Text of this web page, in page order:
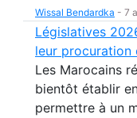
Wissal Bendardka - 7
Législatives
leur procuration
Les Marocains
bientôt établir
permettre à un